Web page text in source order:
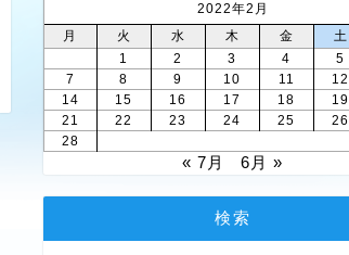
2022年2月
月
火 水 木 金 土
1
2 3 4 5
7
8 9 10 11 12
14
15 16 17 18 19
21
22 23 24 25 26
28
« 7月 6月 »
検索